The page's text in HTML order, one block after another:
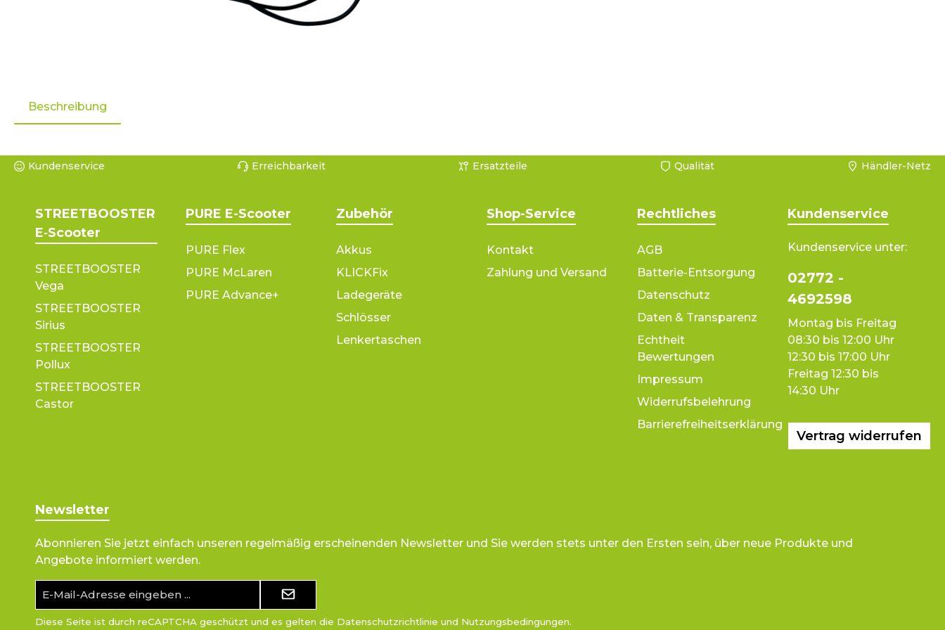
Beschreibung
Kundenservice Erreichbarkeit Ersatzteile Qualität Händler-Netz
STREETBOOSTER
E‑Scooter
STREETBOOSTER
Vega
STREETBOOSTER
Sirius
STREETBOOSTER
Pollux
STREETBOOSTER
Castor
PURE E-Scooter
PURE Flex
PURE McLaren
PURE Advance+
Zubehör
Akkus
KLICKFix
Ladegeräte
Schlösser
Lenkertaschen
Shop-Service
Kontakt
Zahlung und Versand
Rechtliches
AGB
Batterie-Entsorgung
Datenschutz
Daten & Transparenz
Echtheit
Bewertungen
Impressum
Widerrufsbelehrung
Barrierefreiheitserklärung
Kundenservice
Kundenservice unter:
02772 -
4692598
Montag bis Freitag
08:30 bis 12:00 Uhr
12:30 bis 17:00 Uhr
Freitag 12:30 bis
14:30 Uhr
Vertrag widerrufen
Newsletter
Abonnieren Sie jetzt einfach unseren regelmäßig erscheinenden Newsletter und Sie werden stets unter den Ersten sein, über neue Produkte und
Angebote informiert werden.
Mail-
Adresse*
Diese Seite ist durch reCAPTCHA geschützt und es gelten die Datenschutzrichtlinie und Nutzungsbedingungen.